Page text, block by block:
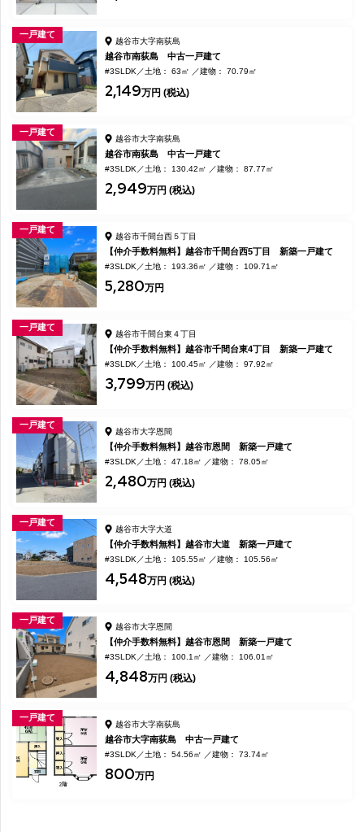
一戸建て
越谷市大字南荻島
越谷市南荻島 中古一戸建て
#3SLDK 土地： 63㎡ 建物： 70.79㎡
2,149万円 (税込)
一戸建て
越谷市大字南荻島
越谷市南荻島 中古一戸建て
#3SLDK 土地： 130.42㎡ 建物： 87.77㎡
2,949万円 (税込)
一戸建て
越谷市千間台西５丁目
【仲介手数料無料】越谷市千間台西5丁目 新築一戸建て
#3SLDK 土地： 193.36㎡ 建物： 109.71㎡
5,280万円
一戸建て
越谷市千間台東４丁目
【仲介手数料無料】越谷市千間台東4丁目 新築一戸建て
#3SLDK 土地： 100.45㎡ 建物： 97.92㎡
3,799万円 (税込)
一戸建て
越谷市大字恩間
【仲介手数料無料】越谷市恩間 新築一戸建て
#3SLDK 土地： 47.18㎡ 建物： 78.05㎡
2,480万円 (税込)
一戸建て
越谷市大字大道
【仲介手数料無料】越谷市大道 新築一戸建て
#3SLDK 土地： 105.55㎡ 建物： 105.56㎡
4,548万円 (税込)
一戸建て
越谷市大字恩間
【仲介手数料無料】越谷市恩間 新築一戸建て
#3SLDK 土地： 100.1㎡ 建物： 106.01㎡
4,848万円 (税込)
一戸建て
越谷市大字南荻島
越谷市大字南荻島 中古一戸建て
#3SLDK 土地： 54.56㎡ 建物： 73.74㎡
800万円